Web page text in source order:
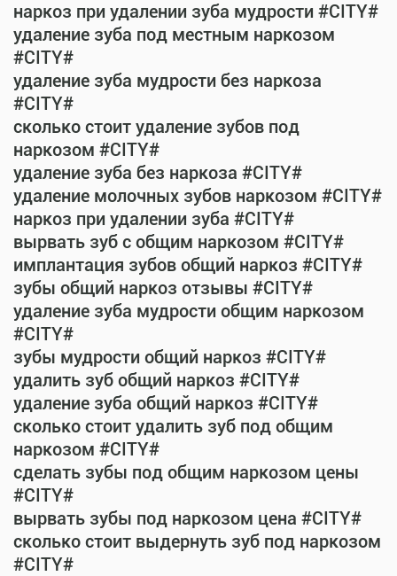
наркоз при удалении зуба мудрости #CITY#
удаление зуба под местным наркозом
#CITY#
удаление зуба мудрости без наркоза
#CITY#
сколько стоит удаление зубов под
наркозом #CITY#
удаление зуба без наркоза #CITY#
удаление молочных зубов наркозом #CITY#
наркоз при удалении зуба #CITY#
вырвать зуб с общим наркозом #CITY#
имплантация зубов общий наркоз #CITY#
зубы общий наркоз отзывы #CITY#
удаление зуба мудрости общим наркозом
#CITY#
зубы мудрости общий наркоз #CITY#
удалить зуб общий наркоз #CITY#
удаление зуба общий наркоз #CITY#
сколько стоит удалить зуб под общим
наркозом #CITY#
сделать зубы под общим наркозом цены
#CITY#
вырвать зубы под наркозом цена #CITY#
сколько стоит выдернуть зуб под наркозом
#CITY#